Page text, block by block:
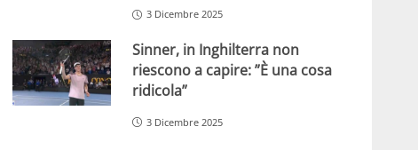
3 Dicembre 2025
Sinner, in Inghilterra non
riescono a capire: ”È una cosa
ridicola”
3 Dicembre 2025